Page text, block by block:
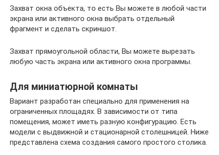
Захват окна объекта, то есть Вы можете в любой части
экрана или активного окна выбрать отдельный
фрагмент и сделать скриншот.
Захват прямоугольной области, Вы можете вырезать
любую часть экрана или активного окна программы.
Для миниатюрной комнаты
Вариант разработан специально для применения на
ограниченных площадях. В зависимости от типа
помещения, может иметь разную конфигурацию. Есть
модели с выдвижной и стационарной столешницей. Ниже
представлена схема создания самого простого столика.